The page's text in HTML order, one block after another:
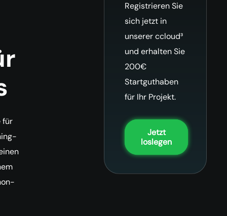
für
Registrieren Sie
sich jetzt in
unserer ccloud³
und erhalten Sie
200€
Startguthaben
für Ihr Projekt.
Jetzt
loslegen